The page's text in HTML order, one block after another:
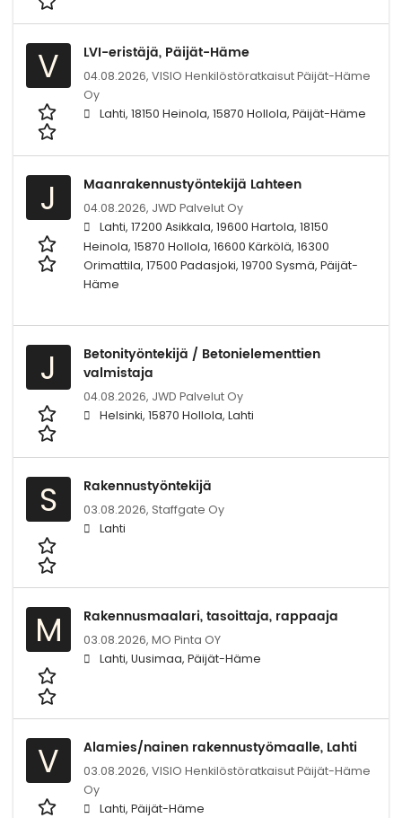
V LVI-eristäjä, Päijät-Häme
04.08.2026, VISIO Henkilöstöratkaisut Päijät-Häme
Oy
Lahti, 18150 Heinola, 15870 Hollola, Päijät-Häme
J Maanrakennustyöntekijä Lahteen
04.08.2026, JWD Palvelut Oy
Lahti, 17200 Asikkala, 19600 Hartola, 18150
Heinola, 15870 Hollola, 16600 Kärkölä, 16300
Orimattila, 17500 Padasjoki, 19700 Sysmä, Päijät-
Häme
J
Betonityöntekijä / Betonielementtien
valmistaja
04.08.2026, JWD Palvelut Oy
Helsinki, 15870 Hollola, Lahti
S Rakennustyöntekijä
03.08.2026, Staffgate Oy
Lahti
M Rakennusmaalari, tasoittaja, rappaaja
03.08.2026, MO Pinta OY
Lahti, Uusimaa, Päijät-Häme
V Alamies/nainen rakennustyömaalle, Lahti
03.08.2026, VISIO Henkilöstöratkaisut Päijät-Häme
Oy
Lahti, Päijät-Häme